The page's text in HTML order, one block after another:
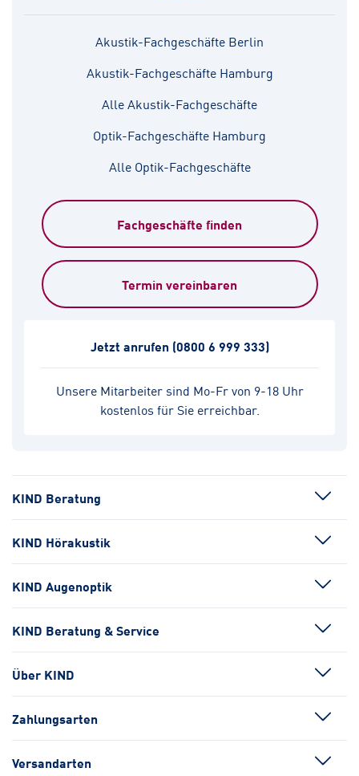
Akustik-Fachgeschäfte Berlin
Akustik-Fachgeschäfte Hamburg
Alle Akustik-Fachgeschäfte
Optik-Fachgeschäfte Hamburg
Alle Optik-Fachgeschäfte
Fachgeschäfte finden
Termin vereinbaren
Unsere Mitarbeiter sind Mo-Fr von 9-18 Uhr
kostenlos für Sie erreichbar.
Jetzt anrufen (0800 6 999 333)
KIND Beratung
KIND Hörakustik
KIND Augenoptik
KIND Beratung & Service
Über KIND
Zahlungsarten
Versandarten